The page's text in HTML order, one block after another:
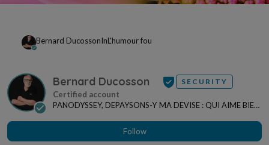
Bernard DucossonInL'humour fou
Bernard Ducosson SECURITY
PANODYSSEY, DEPAYSONS-Y MA DEVISE : QUI AIME BIEN,
Follow